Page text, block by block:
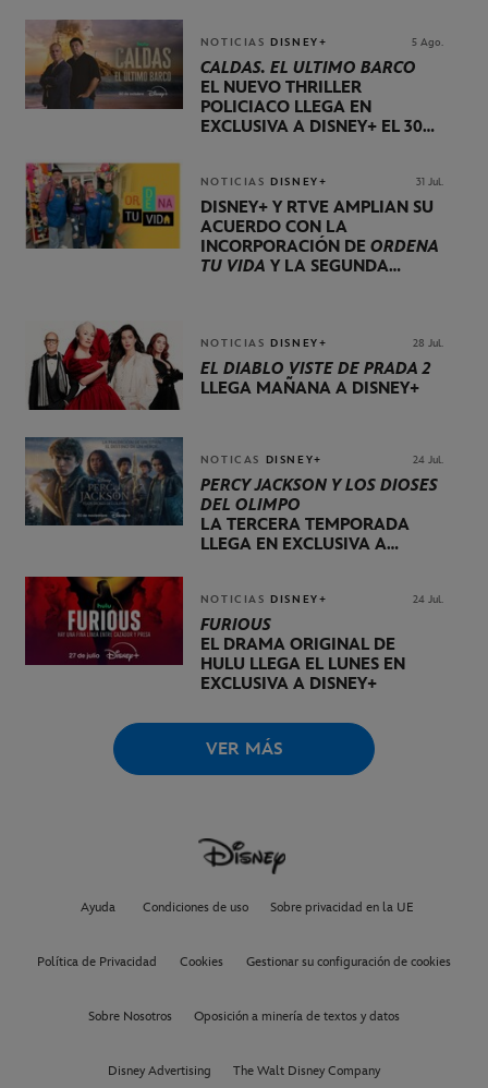
NOTICIAS DISNEY+ 5 Ago.
CALDAS. EL ÚLTIMO BARCO
EL NUEVO THRILLER
POLICIACO LLEGA EN
EXCLUSIVA A DISNEY+ EL 30
NOTICIAS DISNEY+ 31 Jul.
DISNEY+ Y RTVE AMPLÍAN SU
ACUERDO CON LA
INCORPORACIÓN DE ORDENA
TU VIDA Y LA SEGUNDA
NOTICIAS DISNEY+ 28 Jul.
EL DIABLO VISTE DE PRADA 2
LLEGA MAÑANA A DISNEY+
NOTICAS DISNEY+ 24 Jul.
PERCY JACKSON Y LOS DIOSES
DEL OLIMPO
LA TERCERA TEMPORADA
LLEGA EN EXCLUSIVA A
NOTICIAS DISNEY+ 24 Jul.
FURIOUS
EL DRAMA ORIGINAL DE
HULU LLEGA EL LUNES EN
EXCLUSIVA A DISNEY+
VER MÁS
Ayuda Condiciones de uso Sobre privacidad en la UE
Política de Privacidad Cookies Gestionar su configuración de cookies
Sobre Nosotros Oposición a minería de textos y datos
Disney Advertising The Walt Disney Company